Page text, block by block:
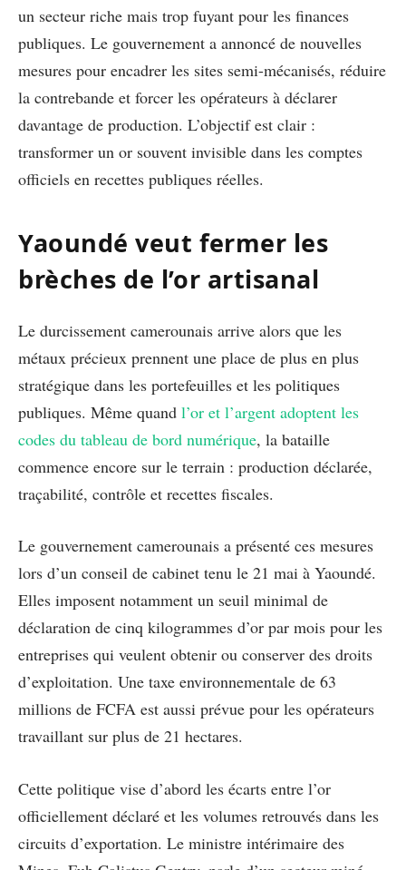
un secteur riche mais trop fuyant pour les finances
publiques. Le gouvernement a annoncé de nouvelles
mesures pour encadrer les sites semi-mécanisés, réduire
la contrebande et forcer les opérateurs à déclarer
davantage de production. L’objectif est clair :
transformer un or souvent invisible dans les comptes
officiels en recettes publiques réelles.
Yaoundé veut fermer les
brèches de l’or artisanal
Le durcissement camerounais arrive alors que les
métaux précieux prennent une place de plus en plus
stratégique dans les portefeuilles et les politiques
publiques. Même quand l’or et l’argent adoptent les
codes du tableau de bord numérique, la bataille
commence encore sur le terrain : production déclarée,
traçabilité, contrôle et recettes fiscales.
Le gouvernement camerounais a présenté ces mesures
lors d’un conseil de cabinet tenu le 21 mai à Yaoundé.
Elles imposent notamment un seuil minimal de
déclaration de cinq kilogrammes d’or par mois pour les
entreprises qui veulent obtenir ou conserver des droits
d’exploitation. Une taxe environnementale de 63
millions de FCFA est aussi prévue pour les opérateurs
travaillant sur plus de 21 hectares.
Cette politique vise d’abord les écarts entre l’or
officiellement déclaré et les volumes retrouvés dans les
circuits d’exportation. Le ministre intérimaire des